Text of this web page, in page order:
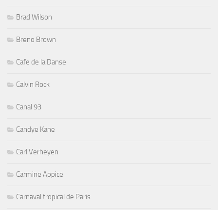
Brad Wilson
Breno Brown
Cafe de la Danse
Calvin Rock
Canal 93
Candye Kane
Carl Verheyen
Carmine Appice
Carnaval tropical de Paris